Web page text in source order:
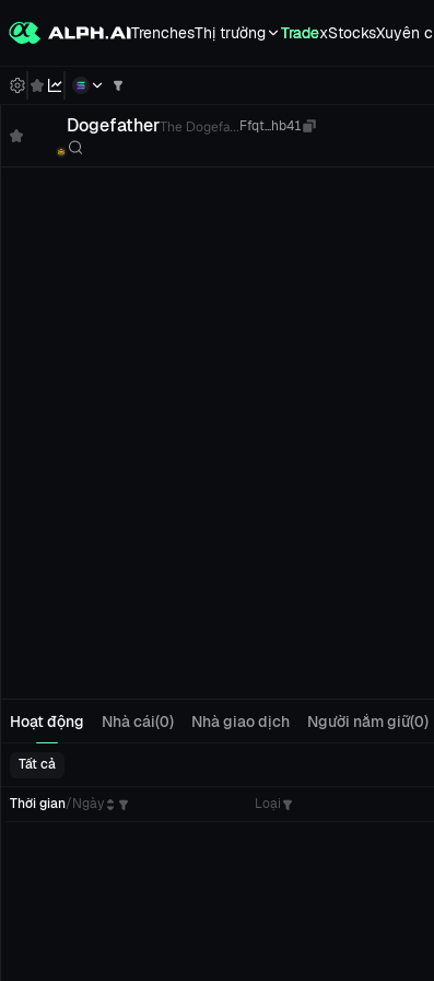
TrenchesThị trường TradexStocksXuyên
DogefatherThe Dogefa... Ffqt...hb41
Hoạt động Nhà cái(0) Nhà giao dịch Người nắm giữ(0)
Tất cả
Thời gian/Ngày Loại